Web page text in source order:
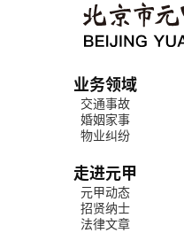
业务领域
交通事故
婚姻家事
物业纠纷
走进元甲
元甲动态
招贤纳士
法律文章